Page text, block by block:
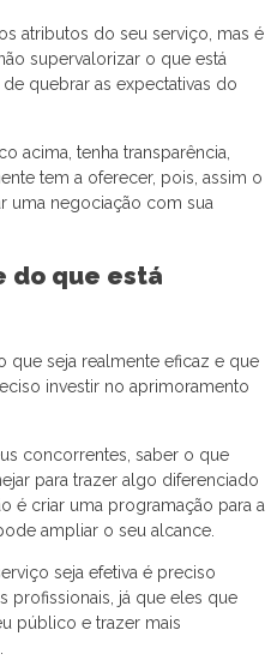
atributos do seu serviço, mas é
supervalorizar o que está
quebrar as expectativas do
acima, tenha transparência,
tem a oferecer, pois, assim o
uma negociação com sua
do que está
que seja realmente eficaz e que
investir no aprimoramento
concorrentes, saber o que
para trazer algo diferenciado
é criar uma programação para a
ampliar o seu alcance.
seja efetiva é preciso
profissionais, já que eles que
público e trazer mais